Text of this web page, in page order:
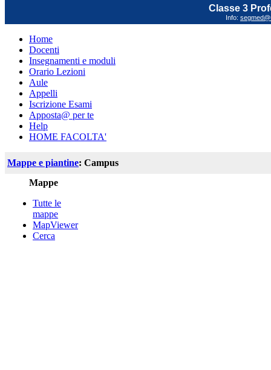
Classe 3
Info:
Home
Docenti
Insegnamenti e moduli
Orario Lezioni
Aule
Appelli
Iscrizione Esami
Apposta@ per te
Help
HOME FACOLTA'
Mappe e piantine: Campus
Mappe
Tutte le
mappe
MapViewer
Cerca